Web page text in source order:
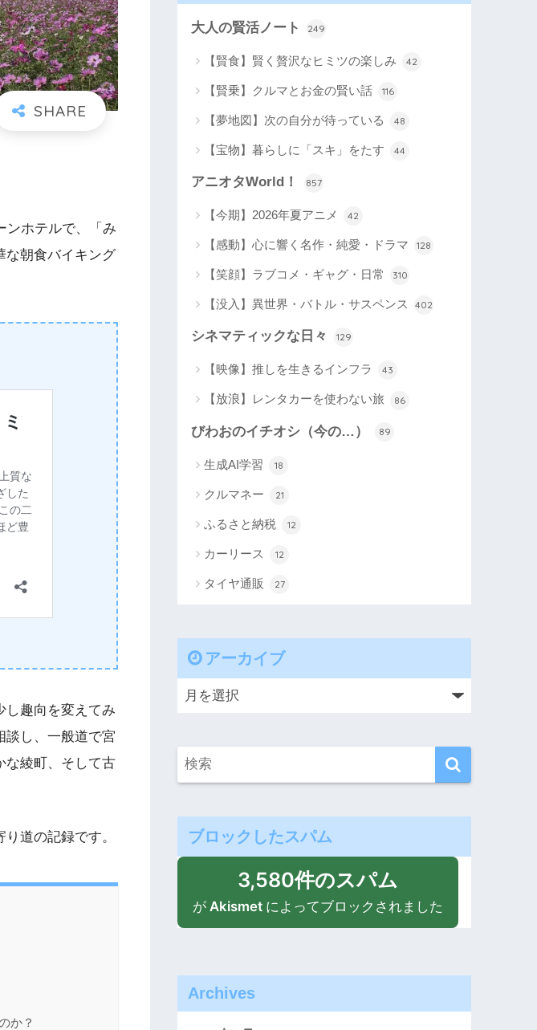
ンホテルで、「み
な朝食バイキング
し趣向を変えてみ
談し、一般道で宮
な綾町、そして古
道の記録です。
か？
大人の賢活ノート 249
【賢食】賢く贅沢なヒミツの楽しみ 42
【賢乗】クルマとお金の賢い話 116
【夢地図】次の自分が待っている 48
【宝物】暮らしに「スキ」をたす 44
アニオタWorld！ 857
【今期】2026年夏アニメ 42
【感動】心に響く名作・純愛・ドラマ 128
【笑顔】ラブコメ・ギャグ・日常 310
【没入】異世界・バトル・サスペンス 402
シネマティックな日々 129
【映像】推しを生きるインフラ 43
【放浪】レンタカーを使わない旅 86
びわおのイチオシ（今の…） 89
生成AI学習 18
クルマネー 21
ふるさと納税 12
カーリース 12
タイヤ通販 27
アーカイブ
ブロックしたスパム
3,580件のスパム
が Akismet によってブロックされました
Archives